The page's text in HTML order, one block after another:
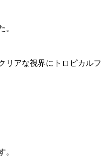
。
アな視界にトロピカルフ
。